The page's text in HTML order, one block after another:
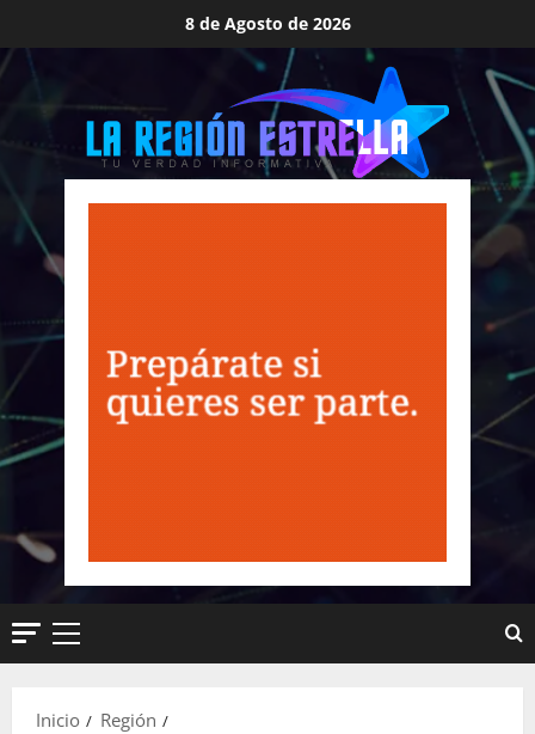
al
contenido
8 de Agosto de 2026
Menú
Inicio
Región